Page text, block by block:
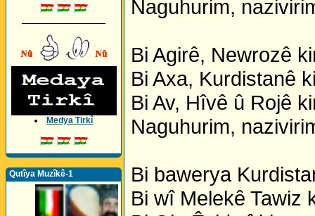
Medya Tirkî
Qutîya Muzîkê-1
Naguhurim,
Bi Agirê, Newrozê
Bi Axa, Kurdistanê
Bi Av, Hîvê û Rojê
Naguhurim,
Bi bawerya
Bi wî Melekê Tawiz